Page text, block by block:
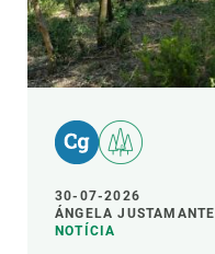
30-07-2026
ÁNGELA JUSTAMANTE
NOTÍCIA